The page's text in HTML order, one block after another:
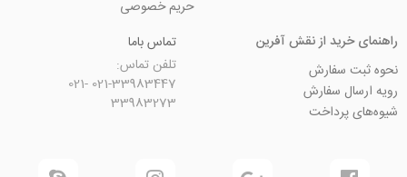
حریم خصوصی
از نقش آفرین
سفارش
021-33983447 021-
33983273